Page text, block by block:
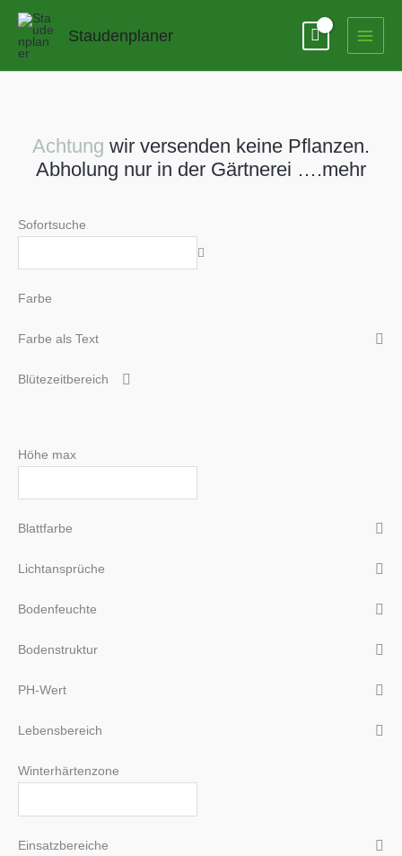
Zum
springen
Staudenplaner
Achtung wir versenden keine Pflanzen.
Abholung nur in der Gärtnerei ….mehr
Sofortsuche
Farbe
Farbe als Text
Blütezeitbereich
Höhe max
Blattfarbe
Lichtansprüche
Bodenfeuchte
Bodenstruktur
PH-Wert
Lebensbereich
Winterhärtenzone
Einsatzbereiche